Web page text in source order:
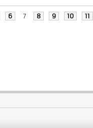
6 7 8 9 10 11